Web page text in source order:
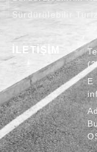
Sürdürülebilir
İLETİŞİM
E